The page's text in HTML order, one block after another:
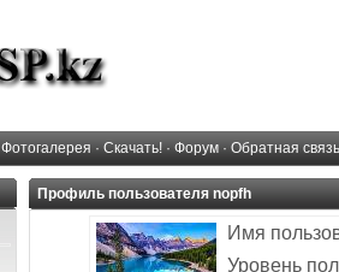
Фотогалерея · Скачать! · Форум · Обратная связь
Профиль пользователя nopfh
Имя
Уровень